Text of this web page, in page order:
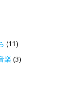
(11)
楽 (3)